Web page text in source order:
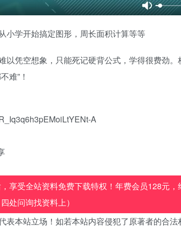
小学开始搞定图形，周长面积计算等等
以凭空想象，只能死记硬背公式，学得很费劲
难”！
A
享受全站资料免费下载特权！年费会员128元
处问询找资料上）
表本站立场！如若本站内容侵犯了原著者的合